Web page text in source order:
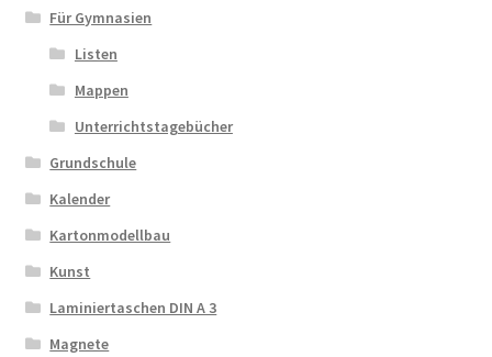
Für Gymnasien
Listen
Mappen
Unterrichtstagebücher
Grundschule
Kalender
Kartonmodellbau
Kunst
Laminiertaschen DIN A 3
Magnete